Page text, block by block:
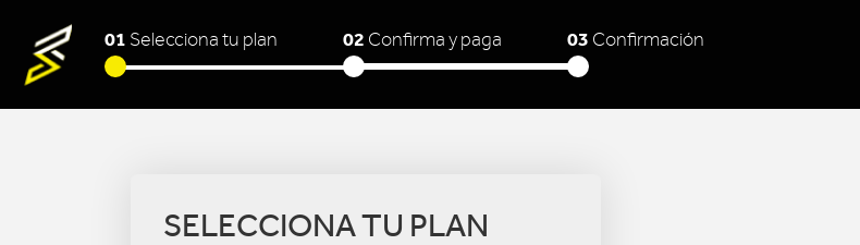
01 Selecciona tu plan 02 Confirma y paga 03 Confirmación
SELECCIONA TU PLAN